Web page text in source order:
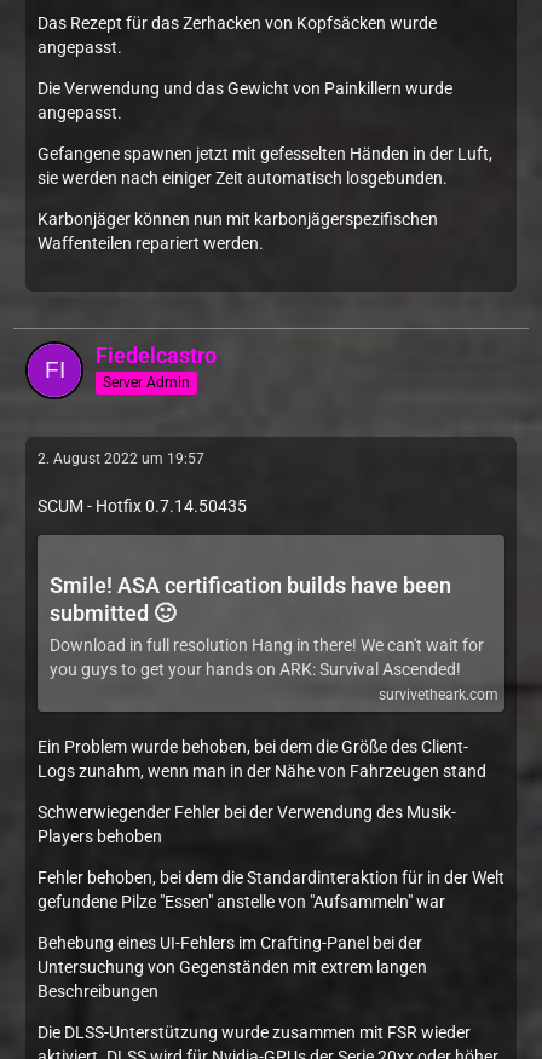
Das Rezept für das Zerhacken von Kopfsäcken wurde
angepasst.
Die Verwendung und das Gewicht von Painkillern wurde
angepasst.
Gefangene spawnen jetzt mit gefesselten Händen in der Luft,
sie werden nach einiger Zeit automatisch losgebunden.
Karbonjäger können nun mit karbonjägerspezifischen
Waffenteilen repariert werden.
Fiedelcastro
Server Admin
2. August 2022 um 19:57
SCUM - Hotfix 0.7.14.50435
Smile! ASA certification builds have been
submitted 🙂
Download in full resolution Hang in there! We can't wait for
you guys to get your hands on ARK: Survival Ascended!
survivetheark.com
Ein Problem wurde behoben, bei dem die Größe des Client-
Logs zunahm, wenn man in der Nähe von Fahrzeugen stand
Schwerwiegender Fehler bei der Verwendung des Musik-
Players behoben
Fehler behoben, bei dem die Standardinteraktion für in der Welt
gefundene Pilze "Essen" anstelle von "Aufsammeln" war
Behebung eines UI-Fehlers im Crafting-Panel bei der
Untersuchung von Gegenständen mit extrem langen
Beschreibungen
Die DLSS-Unterstützung wurde zusammen mit FSR wieder